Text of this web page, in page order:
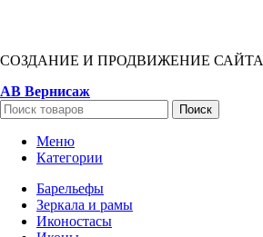
СОЗДАНИЕ И ПРОДВИЖЕНИЕ САЙТА
АВ Вернисаж
Поиск
Меню
Категории
Барельефы
Зеркала и рамы
Иконостасы